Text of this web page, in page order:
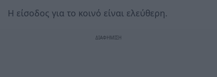
Η είσοδος για το κοινό είναι ελεύθερη.